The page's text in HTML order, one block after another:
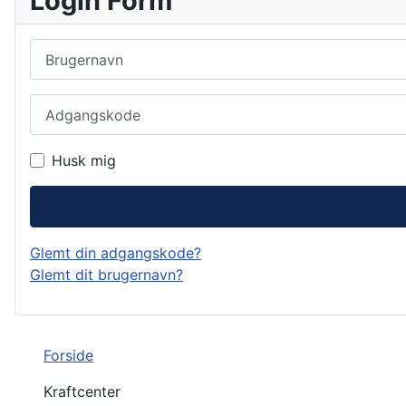
Forside
Kraftcenter
Husk mig
Glemt din adgangskode?
Glemt dit brugernavn?